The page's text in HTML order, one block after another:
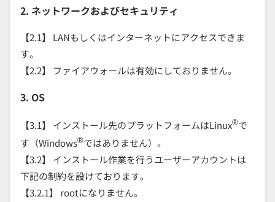
2. ネットワークおよびセキュリティ
【2.1】 LANもしくはインターネットにアクセスできま
す。
【2.2】 ファイアウォールは有効にしておりません。
3. OS
【3.1】 インストール先のプラットフォームはLinux®で
す（Windows®ではありません）。
【3.2】 インストール作業を行うユーザーアカウントは
下記の制約を設けております。
【3.2.1】 rootになりません。